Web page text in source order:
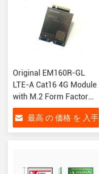
Original EM160R-GL
LTE-A Cat16 4G Module
with M.2 Form Factor
for Global IoT
Applications
最高 の 価格 を 入手